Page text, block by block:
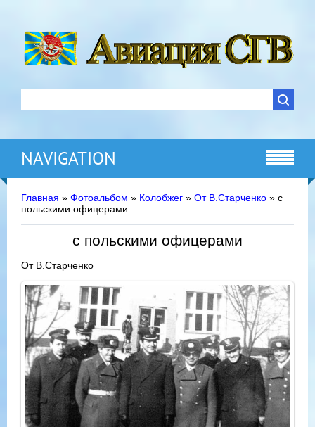
NAVIGATION
Главная » Фотоальбом » Колобжег » От В.Старченко » с
польскими офицерами
с польскими офицерами
От В.Старченко